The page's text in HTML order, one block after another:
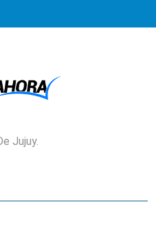
Jujuy.